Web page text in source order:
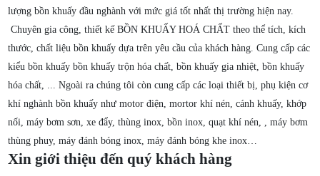
lượng bồn khuấy đầu nghành với mức giá tốt nhất thị trường hiện nay.
Chuyên gia công, thiết kế BỒN KHUẤY HOÁ CHẤT theo thể tích, kích
thước, chất liệu bồn khuấy dựa trên yêu cầu của khách hàng. Cung cấp các
kiểu bồn khuấy bồn khuấy trộn hóa chất, bồn khuấy gia nhiệt, bồn khuấy
hóa chất, ... Ngoài ra chúng tôi còn cung cấp các loại thiết bị, phụ kiện cơ
khí nghành bồn khuấy như motor điện, mortor khí nén, cánh khuấy, khớp
nối, máy bơm sơn, xe đẩy, thùng inox, bồn inox, quạt khí nén, , máy bơm
thùng phuy, máy đánh bóng inox, máy đánh bóng khe inox…
Xin giới thiệu đến quý khách hàng